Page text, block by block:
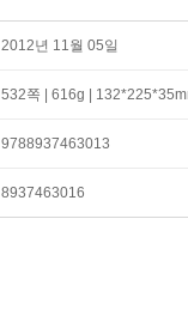
2012년 11월 05일
532쪽 | 616g |
9788937463013
8937463016